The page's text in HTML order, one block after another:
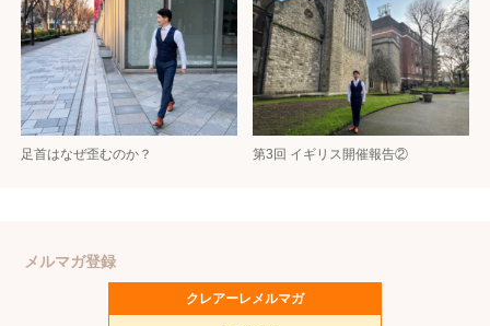
足首はなぜ歪むのか？ 第3回 イギリス開催報告②
メルマガ登録
クレアーレメルマガ